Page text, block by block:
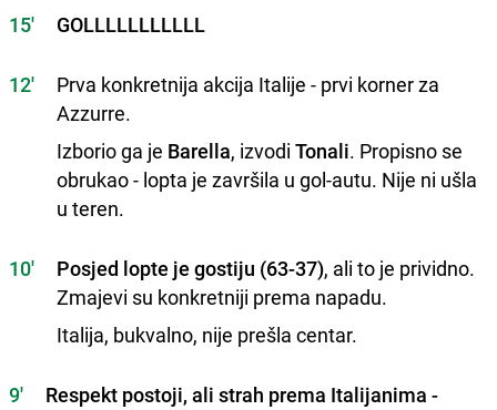
15' GOLLLLLLLLLLL
12'
Prva konkretnija akcija Italije - prvi korner za
Azzurre.
Izborio ga je Barella, izvodi Tonali. Propisno se
obrukao - lopta je završila u gol-autu. Nije ni ušla
u teren.
10' Posjed lopte je gostiju (63-37), ali to je prividno.
Zmajevi su konkretniji prema napadu.
Italija, bukvalno, nije prešla centar.
9'
Respekt postoji, ali strah prema Italijanima -